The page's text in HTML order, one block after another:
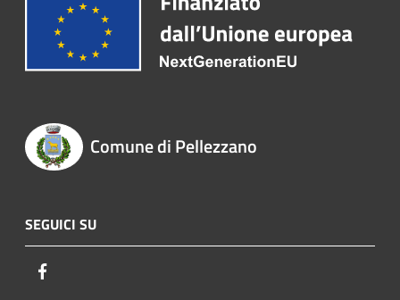
Comune di Pellezzano
SEGUICI SU